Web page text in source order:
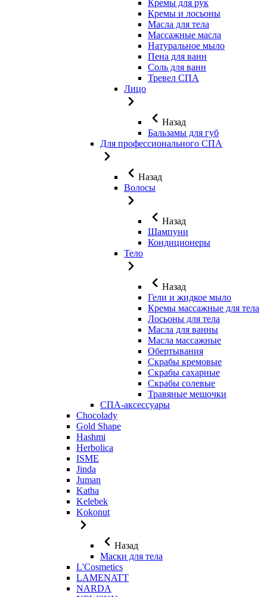
Кремы для рук
Кремы и лосьоны
Масла для тела
Массажные масла
Натуральное мыло
Пена для ванн
Соль для ванн
Тревел СПА
Лицо
Назад
Бальзамы для губ
Для профессионального СПА
Назад
Волосы
Назад
Шампуни
Кондиционеры
Тело
Назад
Гели и жидкое мыло
Кремы массажные для тела
Лосьоны для тела
Масла для ванны
Масла массажные
Обертывания
Скрабы кремовые
Скрабы сахарные
Скрабы солевые
Травяные мешочки
СПА-аксессуары
Chocolady
Gold Shape
Hashmi
Herbolica
ISME
Jinda
Juman
Katha
Kelebek
Kokonut
Назад
Маски для тела
L'Cosmetics
LAMENATT
NARDA